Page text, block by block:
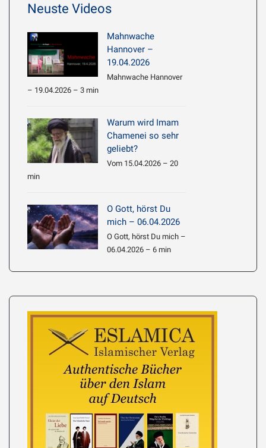
Neuste Videos
Mahnwache
Hannover –
19.04.2026
Mahnwache Hannover
– 19.04.2026 – 3 min
Warum wird Imam
Chamenei so sehr
geliebt?
Vom 15.04.2026 – 20
min
O Gott, hörst Du
mich – 06.04.2026
O Gott, hörst Du mich –
06.04.2026 – 6 min